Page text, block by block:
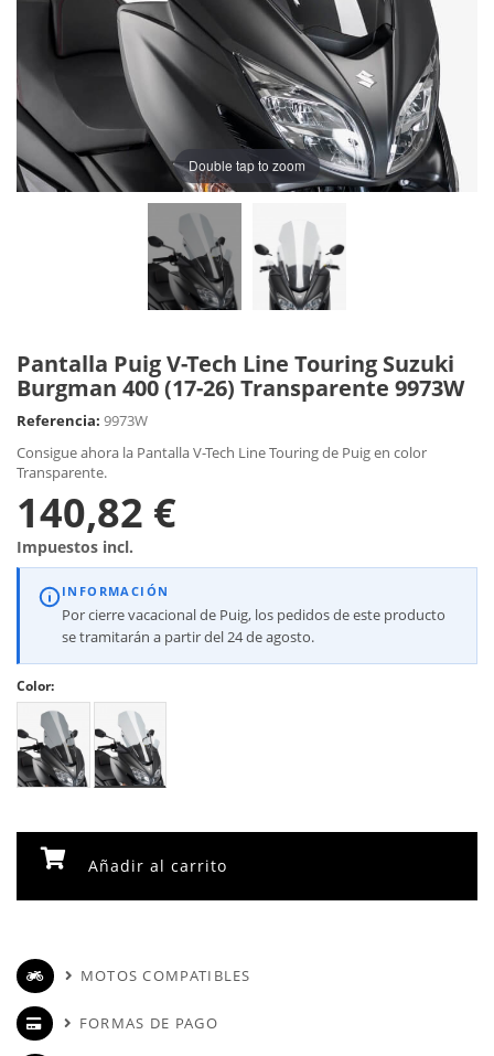
Double tap to zoom
Pantalla Puig V-Tech Line Touring Suzuki
Burgman 400 (17-26) Transparente 9973W
Referencia: 9973W
Consigue ahora la Pantalla V-Tech Line Touring de Puig en color
Transparente.
140,82 €
Impuestos incl.
INFORMACIÓN
Por cierre vacacional de Puig, los pedidos de este producto
se tramitarán a partir del 24 de agosto.
Color:
Añadir al carrito
MOTOS COMPATIBLES
FORMAS DE PAGO